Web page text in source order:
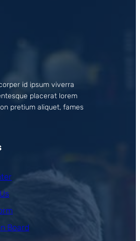
id ipsum viverra
placerat lorem
pretium aliquet, fames
Board